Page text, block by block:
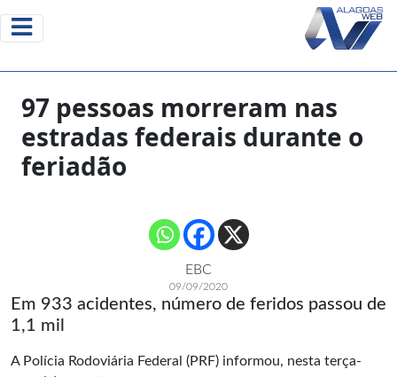
97 pessoas morreram nas
estradas federais durante o
feriadão
EBC
09/09/2020
Em 933 acidentes, número de feridos passou de
1,1 mil
A Polícia Rodoviária Federal (PRF) informou, nesta terça-